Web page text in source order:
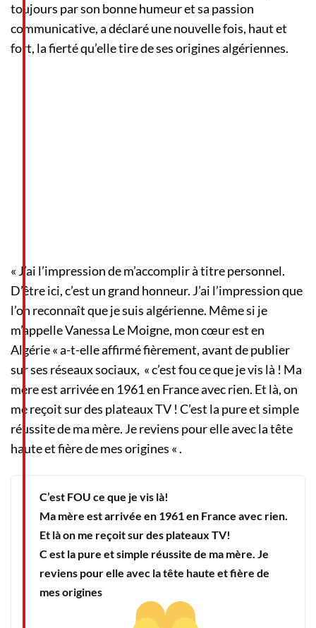
toujours par son bonne humeur et sa passion
communicative, a déclaré une nouvelle fois, haut et
fort, la fierté qu’elle tire de ses origines algériennes.
« J’ai l’impression de m’accomplir à titre personnel.
D’être ici, c’est un grand honneur. J’ai l’impression que
l’on reconnaît que je suis algérienne. Même si je
m’appelle Vanessa Le Moigne, mon cœur est en
Algérie « a-t-elle affirmé fièrement, avant de publier
sur ses réseaux sociaux, « c’est fou ce que je vis là ! Ma
mère est arrivée en 1961 en France avec rien. Et là, on
me reçoit sur des plateaux TV ! C’est la pure et simple
réussite de ma mère. Je reviens pour elle avec la tête
haute et fière de mes origines « .
C’est FOU ce que je vis là!
Ma mère est arrivée en 1961 en France avec rien.
Et là on me reçoit sur des plateaux TV!
C est la pure et simple réussite de ma mère. Je
reviens pour elle avec la tête haute et fière de
mes origines